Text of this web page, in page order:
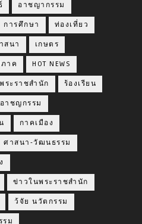
อาชญากรรม
การศึกษา ท่องเที่ยว
สนา เกษตร
าค HOT NEWS
ระราชสำนัก ร้องเรียน
อาชญกรรม
กาคเมือง
ศาสนา-วัฒนธรรม
ข่าวในพระราชสำนัก
ว้จัย นวัตกรรม
ม